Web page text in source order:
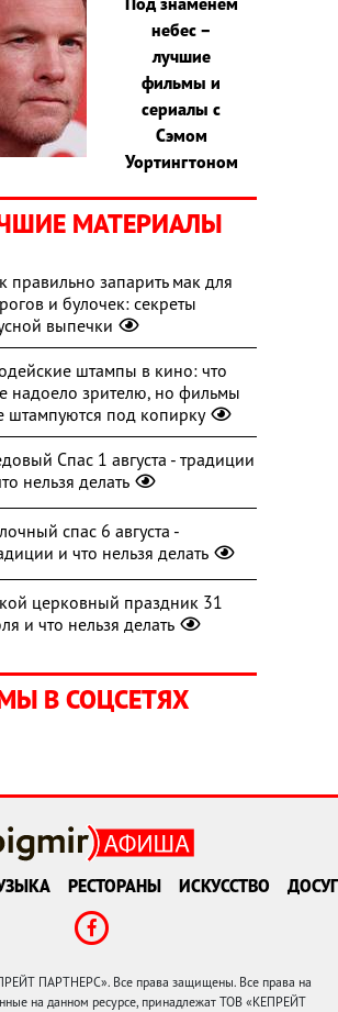
небес –
лучшие
фильмы и
сериалы с
Сэмом
Уортингтоном
МАТЕРИАЛЫ
правильно запарить мак для
и булочек: секреты
выпечки
штампы в кино: что
надоело зрителю, но фильмы
штампуются под копирку
Спас 1 августа - традиции
нельзя делать
спас 6 августа -
и что нельзя делать
церковный праздник 31
и что нельзя делать
В СОЦСЕТЯХ
РЕСТОРАНЫ ИСКУССТВО ДОСУГ
ПАРТНЕРС». Все права защищены. Все права на
на данном ресурсе, принадлежат ТОВ «КЕПРЕЙТ